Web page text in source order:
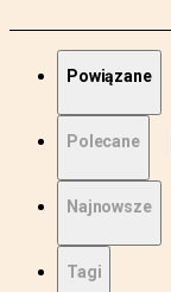
Powiązane
Polecane
Najnowsze
Tagi